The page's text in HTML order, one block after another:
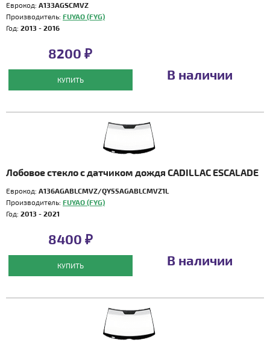
Еврокод: A133AGSCMVZ
Производитель: FUYAO (FYG)
Год: 2013 - 2016
8200 ₽
КУПИТЬ В наличии
Лобовое стекло с датчиком дождя CADILLAC ESCALADE
Еврокод: A136AGABLCMVZ/QY55AGABLCMVZ1L
Производитель: FUYAO (FYG)
Год: 2013 - 2021
8400 ₽
КУПИТЬ В наличии